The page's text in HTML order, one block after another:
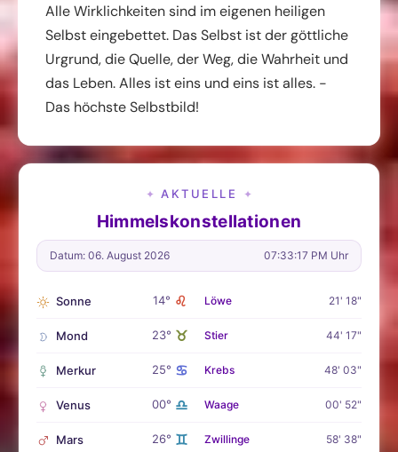
Alle Wirklichkeiten sind im eigenen heiligen
Selbst eingebettet. Das Selbst ist der göttliche
Urgrund, die Quelle, der Weg, die Wahrheit und
das Leben. Alles ist eins und eins ist alles. -
Das höchste Selbstbild!
✦ AKTUELLE ✦
Himmelskonstellationen
Datum: 06. August 2026 07:33:18 PM Uhr
Sonne 14° ♌ Löwe 21' 18"
Mond 23° ♉ Stier 44' 17"
Merkur 25° ♋ Krebs 48' 03"
Venus 00° ♎ Waage 00' 52"
Mars 26° ♊ Zwillinge 58' 38"